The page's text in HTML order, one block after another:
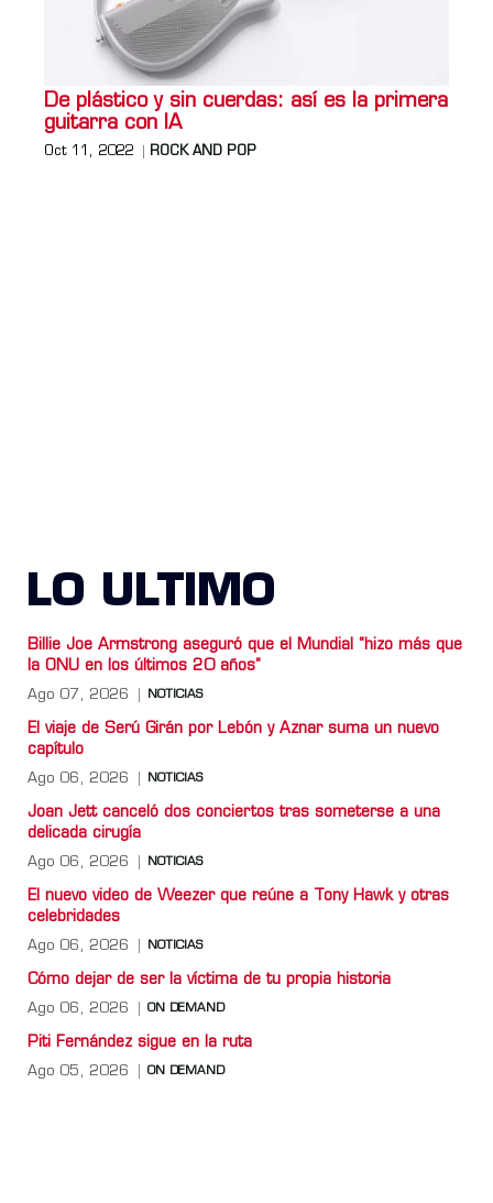
De plástico y sin cuerdas: así es la primera
guitarra con IA
Oct 11, 2022 ROCK AND POP
LO ULTIMO
Billie Joe Armstrong aseguró que el Mundial “hizo más que
la ONU en los últimos 20 años”
Ago 07, 2026 NOTICIAS
El viaje de Serú Girán por Lebón y Aznar suma un nuevo
capítulo
Ago 06, 2026 NOTICIAS
Joan Jett canceló dos conciertos tras someterse a una
delicada cirugía
Ago 06, 2026 NOTICIAS
El nuevo video de Weezer que reúne a Tony Hawk y otras
celebridades
Ago 06, 2026 NOTICIAS
Cómo dejar de ser la víctima de tu propia historia
Ago 06, 2026 ON DEMAND
Piti Fernández sigue en la ruta
Ago 05, 2026 ON DEMAND